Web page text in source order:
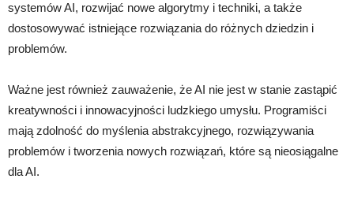
systemów AI, rozwijać nowe algorytmy i techniki, a także
dostosowywać istniejące rozwiązania do różnych dziedzin i
problemów.
Ważne jest również zauważenie, że AI nie jest w stanie zastąpić
kreatywności i innowacyjności ludzkiego umysłu. Programiści
mają zdolność do myślenia abstrakcyjnego, rozwiązywania
problemów i tworzenia nowych rozwiązań, które są nieosiągalne
dla AI.